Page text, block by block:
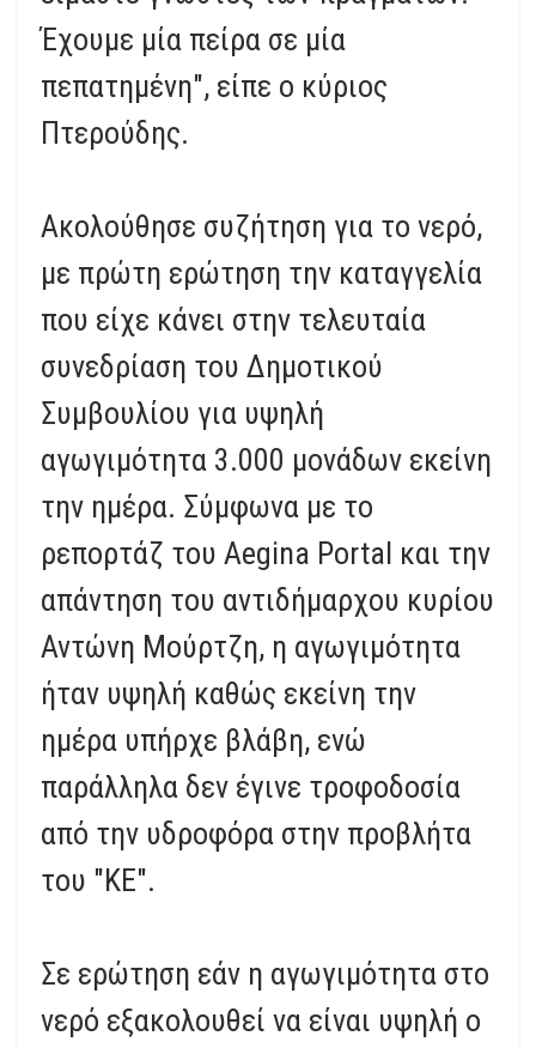
Έχουμε μία πείρα σε μία
πεπατημένη", είπε ο κύριος
Πτερούδης.
Ακολούθησε συζήτηση για το νερό,
με πρώτη ερώτηση την καταγγελία
που είχε κάνει στην τελευταία
συνεδρίαση του Δημοτικού
Συμβουλίου για υψηλή
αγωγιμότητα 3.000 μονάδων εκείνη
την ημέρα. Σύμφωνα με το
ρεπορτάζ του Aegina Portal και την
απάντηση του αντιδήμαρχου κυρίου
Αντώνη Μούρτζη, η αγωγιμότητα
ήταν υψηλή καθώς εκείνη την
ημέρα υπήρχε βλάβη, ενώ
παράλληλα δεν έγινε τροφοδοσία
από την υδροφόρα στην προβλήτα
του "ΚΕ".
Σε ερώτηση εάν η αγωγιμότητα στο
νερό εξακολουθεί να είναι υψηλή ο